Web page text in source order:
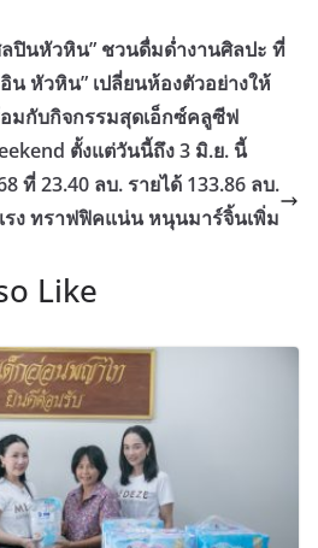
ปินหัวหิน” ชวนดื่มด่ำงานศิลปะ ที่
น หัวหิน” เปลี่ยนห้องตัวอย่างให้
มกับกิจกรรมสุดเอ็กซ์คลูซีฟ
ตั้งแต่วันนี้ถึง 3 มิ.ย. นี้
ที่ 23.40 ลบ. รายได้ 133.86 ลบ.
รง ทราฟฟิคแน่น หนุนมาร์จิ้นเพิ่ม
Like